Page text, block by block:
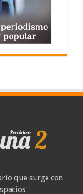
que surge con